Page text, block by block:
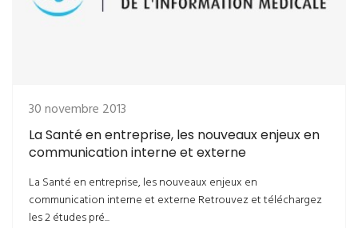
30 novembre 2013
La Santé en entreprise, les nouveaux enjeux en
communication interne et externe
La Santé en entreprise, les nouveaux enjeux en
communication interne et externe Retrouvez et téléchargez
les 2 études pré...